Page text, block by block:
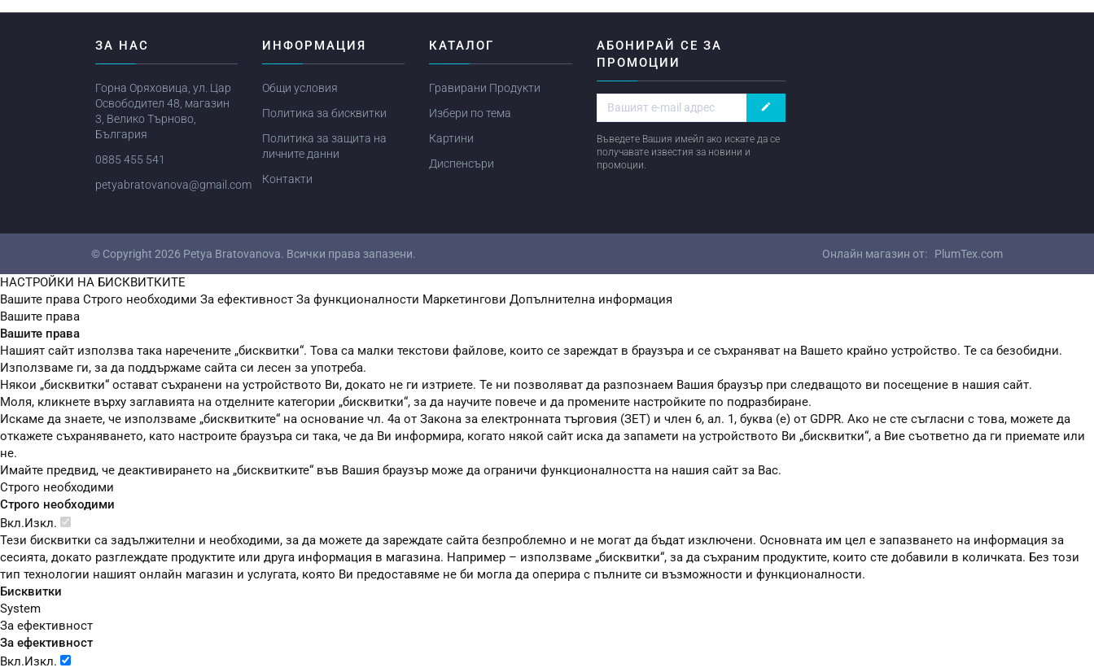
ЗА НАС
Горна Оряховица, ул. Цар
Освободител 48, магазин
3, Велико Търново,
България
0885 455 541
petyabratovanova@gmail.com
ИНФОРМАЦИЯ
Общи условия
Политика за бисквитки
Политика за защита на
личните данни
Контакти
КАТАЛОГ
Гравирани Продукти
Избери по тема
Картини
Диспенсъри
АБОНИРАЙ СЕ ЗА
ПРОМОЦИИ
create
Въведете Вашия имейл ако искате да се
получавате известия за новини и
промоции.
© Copyright 2026 Petya Bratovanova. Всички права запазени. Онлайн магазин от: PlumTex.com
НАСТРОЙКИ НА БИСКВИТКИТЕ
Вашите права Строго необходими За ефективност За функционалности Маркетингови Допълнителна информация
Вашите права
Вашите права
Нашият сайт използва така наречените „бисквитки“. Това са малки текстови файлове, които се зареждат в браузъра и се съхраняват на Вашето крайно устройство. Те са безобидни.
Използваме ги, за да поддържаме сайта си лесен за употреба.
Някои „бисквитки“ остават съхранени на устройството Ви, докато не ги изтриете. Те ни позволяват да разпознаем Вашия браузър при следващото ви посещение в нашия сайт.
Моля, кликнете върху заглавията на отделните категории „бисквитки“, за да научите повече и да промените настройките по подразбиране.
Искаме да знаете, че използваме „бисквитките“ на основание чл. 4а от Закона за електронната търговия (ЗЕТ) и член 6, ал. 1, буква (е) от GDPR. Ако не сте съгласни с това, можете да
откажете съхраняването, като настроите браузъра си така, че да Ви информира, когато някой сайт иска да запамети на устройството Ви „бисквитки“, а Вие съответно да ги приемате или
не.
Имайте предвид, че деактивирането на „бисквитките“ във Вашия браузър може да ограничи функционалността на нашия сайт за Вас.
Строго необходими
Строго необходими
Вкл.Изкл.
Тези бисквитки са задължителни и необходими, за да можете да зареждате сайта безпроблемно и не могат да бъдат изключени. Основната им цел е запазването на информация за
сесията, докато разглеждате продуктите или друга информация в магазина. Например – използваме „бисквитки“, за да съхраним продуктите, които сте добавили в количката. Без този
тип технологии нашият онлайн магазин и услугата, която Ви предоставяме не би могла да оперира с пълните си възможности и функционалности.
Бисквитки
System
За ефективност
За ефективност
Вкл.Изкл.